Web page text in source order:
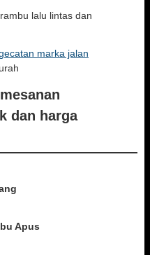
lalu lintas dan
marka jalan
dan harga
Apus